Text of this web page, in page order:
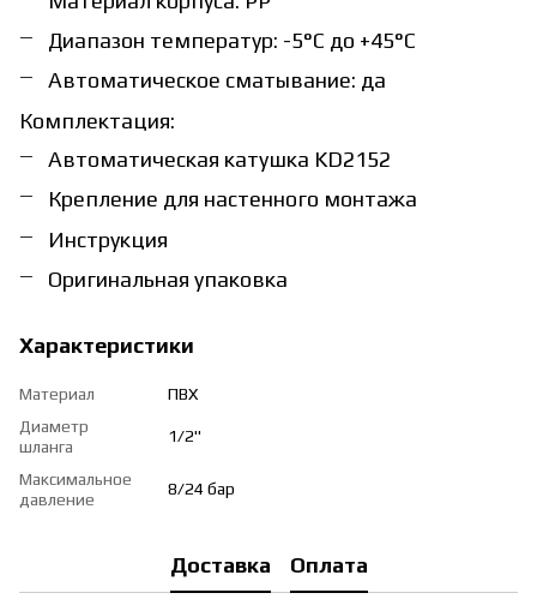
Диапазон температур: -5°C до +45°C
Автоматическое сматывание: да
Комплектация:
Автоматическая катушка KD2152
Крепление для настенного монтажа
Инструкция
Оригинальная упаковка
Характеристики
Материал
ПВХ
Диаметр
шланга
1/2"
Максимальное
давление
8/24 бар
Доставка Оплата